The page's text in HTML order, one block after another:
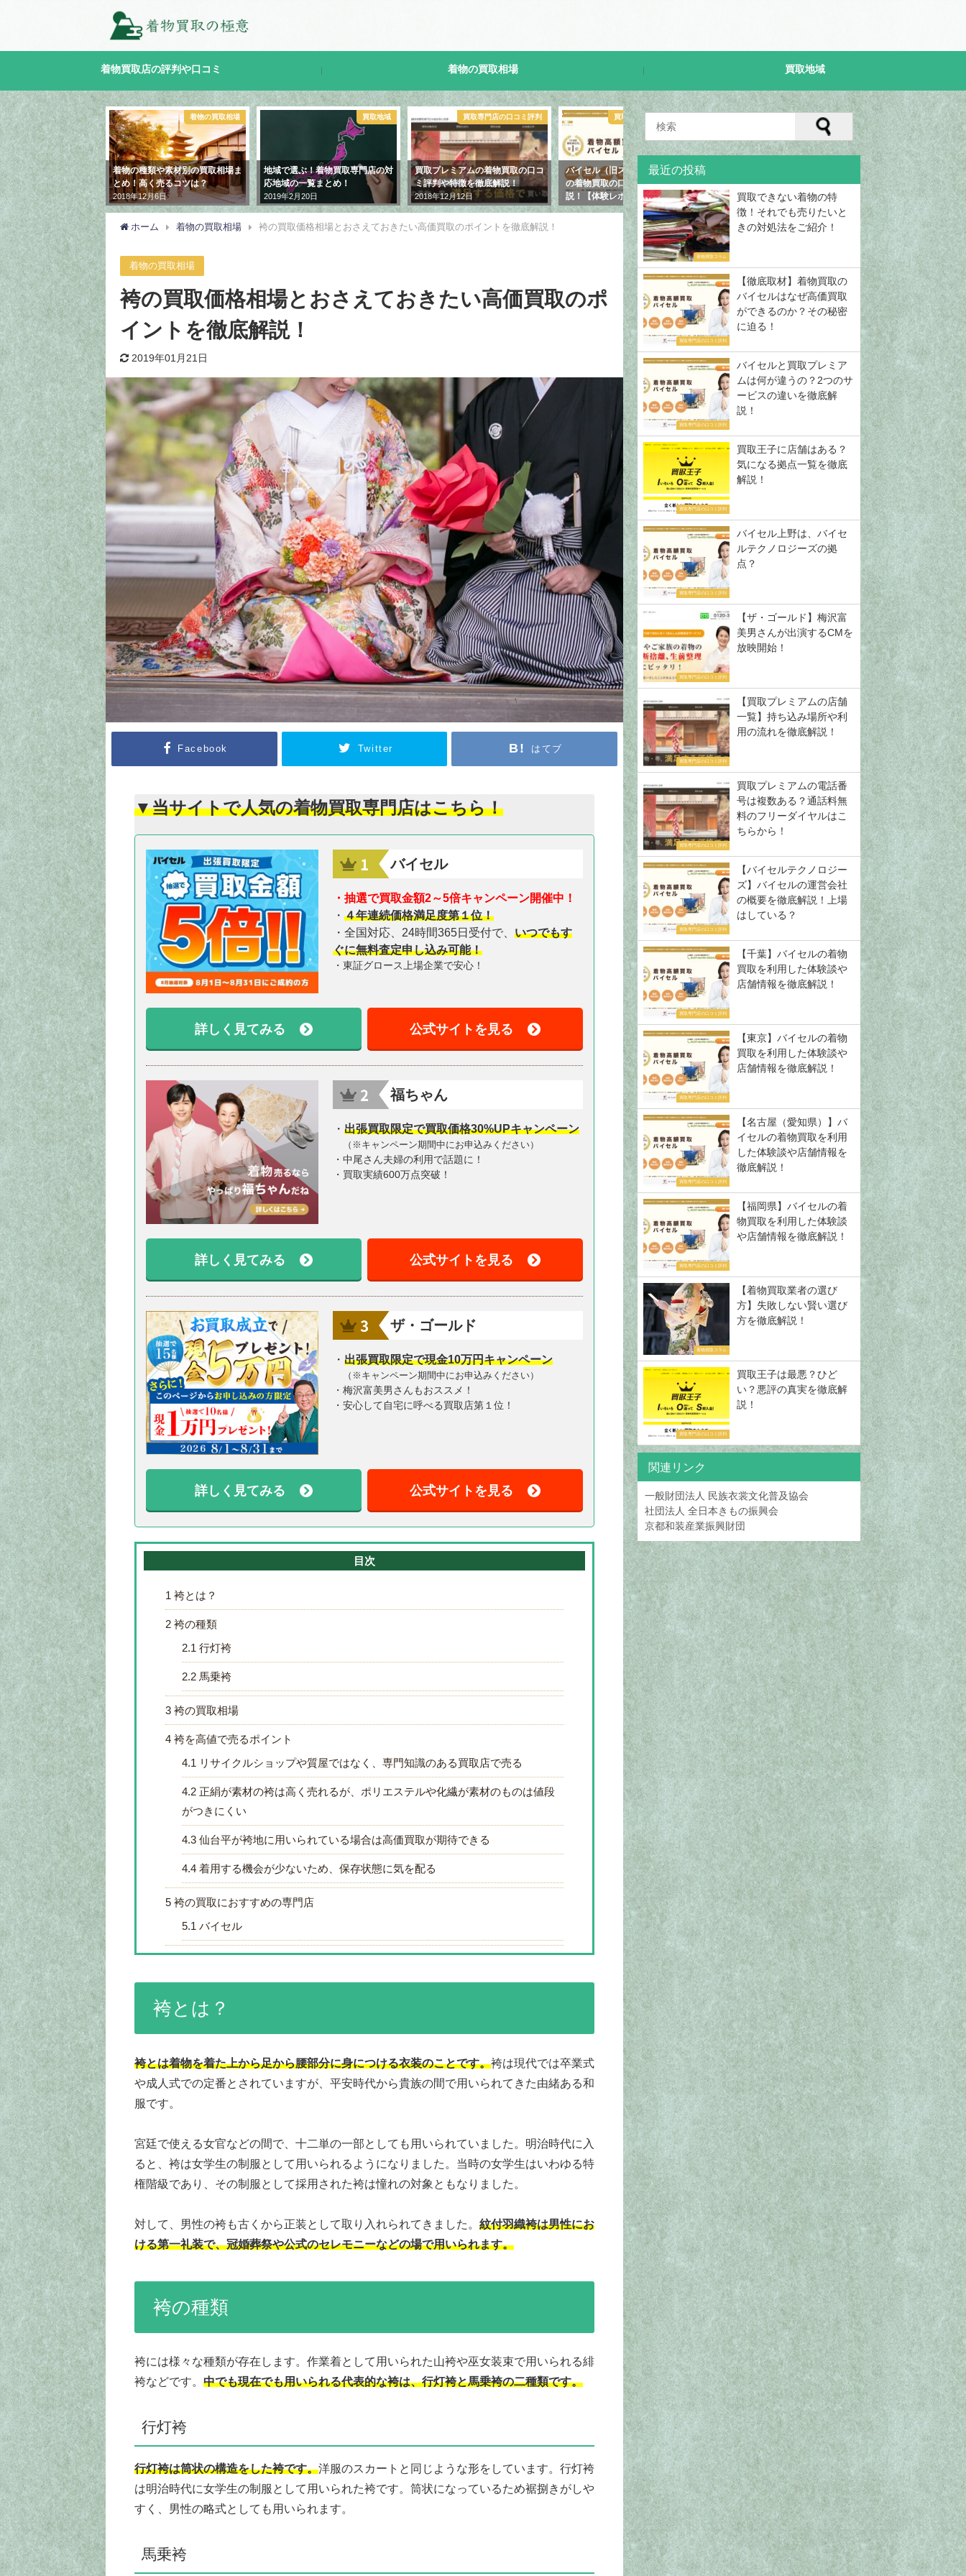
着物買取店の評判や口コミ 着物の買取相場 買取地域
着物の買取相場
や素材別の買取相場ま
売るコツは？
6日
買取地域
地域で選ぶ！着物買取専門店の対
応地域の一覧まとめ！
2019年2月20日
買取専門店の口コミ評判
買取プレミアムの着物買取の口コ
ミ評判や特徴を徹底解説！
2018年12月12日
買取専門店の口コミ評判
バイセル（旧スピード買取.jp）
の着物買取の口コミ評判を徹底解
説！【体験レポート付き】
2018年12月12日
着物の種類や素材別の買取相場ま
とめ！高く売るコツは？
2018年12月6日
買取地域
応地域の一覧まとめ！
2019年2月20日
買取専門店の
買取プレミアムの着物買
ミ評判や特徴を徹底解説
2018年12月12日
ホーム 着物の買取相場 袴の買取価格相場とおさえておきたい高価買取のポイントを徹底解説！
着物の買取相場
袴の買取価格相場とおさえておきたい高価買取のポ
イントを徹底解説！
2019年01月21日
Facebook Twitter はてブ
▼当サイトで人気の着物買取専門店はこちら！
バイセル
・抽選で買取金額2～5倍キャンペーン開催中！
・ ４年連続価格満足度第１位！
・全国対応、24時間365日受付で、 いつでもす
ぐに無料査定申し込み可能！
・東証グロース上場企業で安心！
詳しく見てみる 公式サイトを見る
福ちゃん
・ 出張買取限定で買取価格30%UPキャンペーン
（※キャンペーン期間中にお申込みください）
・中尾さん夫婦の利用で話題に！
・買取実績600万点突破！
詳しく見てみる 公式サイトを見る
ザ・ゴールド
・ 出張買取限定で現金10万円キャンペーン
（※キャンペーン期間中にお申込みください）
・梅沢富美男さんもおススメ！
・安心して自宅に呼べる買取店第１位！
詳しく見てみる 公式サイトを見る
目次
1 袴とは？
2 袴の種類
2.1 行灯袴
2.2 馬乗袴
3 袴の買取相場
4 袴を高値で売るポイント
4.1 リサイクルショップや質屋ではなく、専門知識のある買取店で売る
4.2 正絹が素材の袴は高く売れるが、ポリエステルや化繊が素材のものは値段
がつきにくい
4.3 仙台平が袴地に用いられている場合は高価買取が期待できる
4.4 着用する機会が少ないため、保存状態に気を配る
5 袴の買取におすすめの専門店
5.1 バイセル
袴とは？
袴とは着物を着た上から足から腰部分に身につける衣装のことです。袴は現代では卒業式
や成人式での定番とされていますが、平安時代から貴族の間で用いられてきた由緒ある和
服です。
宮廷で使える女官などの間で、十二単の一部としても用いられていました。明治時代に入
ると、袴は女学生の制服として用いられるようになりました。当時の女学生はいわゆる特
権階級であり、その制服として採用された袴は憧れの対象ともなりました。
対して、男性の袴も古くから正装として取り入れられてきました。 紋付羽織袴は男性にお
ける第一礼装で、冠婚葬祭や公式のセレモニーなどの場で用いられます。
袴の種類
袴には様々な種類が存在します。作業着として用いられた山袴や巫女装束で用いられる緋
袴などです。 中でも現在でも用いられる代表的な袴は、行灯袴と馬乗袴の二種類です。
行灯袴
行灯袴は筒状の構造をした袴です。洋服のスカートと同じような形をしています。行灯袴
は明治時代に女学生の制服として用いられた袴です。筒状になっているため裾捌きがしや
すく、男性の略式としても用いられます。
馬乗袴
最近の投稿
着物買取コラム
買取できない着物の特
徴！それでも売りたいと
きの対処法をご紹介！
買取専門店の口コミ評判
【徹底取材】着物買取の
バイセルはなぜ高価買取
ができるのか？その秘密
に迫る！
買取専門店の口コミ評判
バイセルと買取プレミア
ムは何が違うの？2つのサ
ービスの違いを徹底解
説！
買取専門店の口コミ評判
買取王子に店舗はある？
気になる拠点一覧を徹底
解説！
買取専門店の口コミ評判
バイセル上野は、バイセ
ルテクノロジーズの拠
点？
買取専門店の口コミ評判
【ザ・ゴールド】梅沢富
美男さんが出演するCMを
放映開始！
買取専門店の口コミ評判
【買取プレミアムの店舗
一覧】持ち込み場所や利
用の流れを徹底解説！
買取専門店の口コミ評判
買取プレミアムの電話番
号は複数ある？通話料無
料のフリーダイヤルはこ
ちらから！
買取専門店の口コミ評判
【バイセルテクノロジー
ズ】バイセルの運営会社
の概要を徹底解説！上場
はしている？
買取専門店の口コミ評判
【千葉】バイセルの着物
買取を利用した体験談や
店舗情報を徹底解説！
買取専門店の口コミ評判
【東京】バイセルの着物
買取を利用した体験談や
店舗情報を徹底解説！
買取専門店の口コミ評判
【名古屋（愛知県）】バ
イセルの着物買取を利用
した体験談や店舗情報を
徹底解説！
買取専門店の口コミ評判
【福岡県】バイセルの着
物買取を利用した体験談
や店舗情報を徹底解説！
着物買取コラム
【着物買取業者の選び
方】失敗しない賢い選び
方を徹底解説！
買取専門店の口コミ評判
買取王子は最悪？ひど
い？悪評の真実を徹底解
説！
関連リンク
一般財団法人 民族衣裳文化普及協会
社団法人 全日本きもの振興会
京都和装産業振興財団